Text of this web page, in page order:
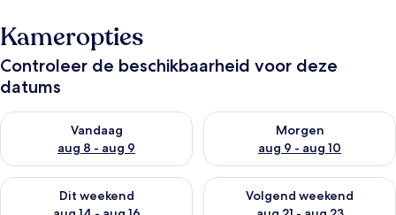
Kameropties
Controleer de beschikbaarheid voor deze
datums
Vandaag
aug 8 - aug 9
De beschikbaarheid controleren voor vanavond aug 8 - aug 9
Morgen
aug 9 - aug 10
De beschikbaarheid
Dit weekend
De beschikbaarheid controleren voor dit weekend aug 14 -
Volgend weekend
De beschikbaarheid